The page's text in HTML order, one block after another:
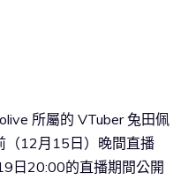
所屬的 VTuber 兔田佩
（12月15日）晚間直播
日20:00的直播期間公開